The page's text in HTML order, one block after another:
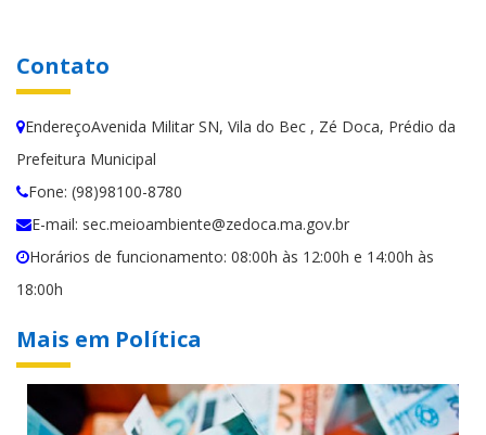
Contato
EndereçoAvenida Militar SN, Vila do Bec , Zé Doca, Prédio da
Prefeitura Municipal
Fone: (98)98100-8780
E-mail: sec.meioambiente@zedoca.ma.gov.br
Horários de funcionamento: 08:00h às 12:00h e 14:00h às
18:00h
Mais em Política